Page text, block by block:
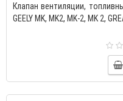
Клапан вентиляции,
GEELY MK, MK2, MK-2, MK 2,